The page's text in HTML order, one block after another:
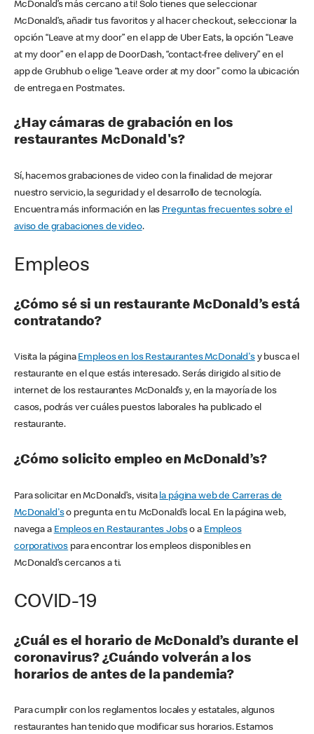
McDonald’s más cercano a ti! Solo tienes que seleccionar
McDonald’s, añadir tus favoritos y al hacer checkout, seleccionar la
opción “Leave at my door” en el app de Uber Eats, la opción “Leave
at my door” en el app de DoorDash, “contact-free delivery” en el
app de Grubhub o elige “Leave order at my door” como la ubicación
de entrega en Postmates.
¿Hay cámaras de grabación en los
restaurantes McDonald's?
Sí, hacemos grabaciones de video con la finalidad de mejorar
nuestro servicio, la seguridad y el desarrollo de tecnología.
Encuentra más información en las Preguntas frecuentes sobre el
aviso de grabaciones de video.
Empleos
¿Cómo sé si un restaurante McDonald’s está
contratando?
Visita la página Empleos en los Restaurantes McDonald'sy busca el
restaurante en el que estás interesado. Serás dirigido al sitio de
internet de los restaurantes McDonald’s y, en la mayoría de los
casos, podrás ver cuáles puestos laborales ha publicado el
restaurante.
¿Cómo solicito empleo en McDonald’s?
Para solicitar en McDonald’s, visita la página web de Carreras de
McDonald'so pregunta en tu McDonald’s local. En la página web,
navega a Empleos en Restaurantes Jobso a Empleos
corporativos para encontrar los empleos disponibles en
McDonald’s cercanos a ti.
COVID-19
¿Cuál es el horario de McDonald’s durante el
coronavirus? ¿Cuándo volverán a los
horarios de antes de la pandemia?
Para cumplir con los reglamentos locales y estatales, algunos
restaurantes han tenido que modificar sus horarios. Estamos